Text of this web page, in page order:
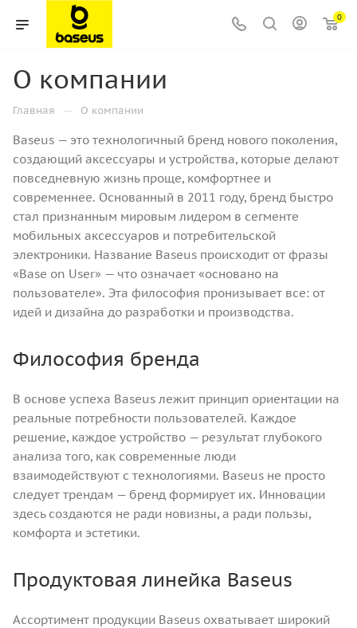
0
О компании
Главная — О компании
Baseus — это технологичный бренд нового поколения,
создающий аксессуары и устройства, которые делают
повседневную жизнь проще, комфортнее и
современнее. Основанный в 2011 году, бренд быстро
стал признанным мировым лидером в сегменте
мобильных аксессуаров и потребительской
электроники. Название Baseus происходит от фразы
«Base on User» — что означает «основано на
пользователе». Эта философия пронизывает все: от
идей и дизайна до разработки и производства.
Философия бренда
В основе успеха Baseus лежит принцип ориентации на
реальные потребности пользователей. Каждое
решение, каждое устройство — результат глубокого
анализа того, как современные люди
взаимодействуют с технологиями. Baseus не просто
следует трендам — бренд формирует их. Инновации
здесь создаются не ради новизны, а ради пользы,
комфорта и эстетики.
Продуктовая линейка Baseus
Ассортимент продукции Baseus охватывает широкий